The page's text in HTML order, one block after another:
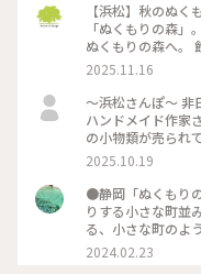
【浜松】秋のぬくもりの森 前回は夏に
「ぬくもりの森
ぬくもりの森へ。 飾
飯の代わりに、「
ました。 ジューシ
しい。 ちょっと食
ぱいになります。
ージ」を試してみ
の三日日（みっか
ちょうど良い美味し
2025.11.16
〜浜松さんぽ〜 非日常の時間の流れを感じるぬくもりの森。
ハンドメイド作家
の小物類が売られ
数軒並ぶ可愛い森でした。 一番行きたかっ
キやさんにて、森
サンなどのパンを
トルチーズケーキを1つ のセ
で、だけどしつこくはなく
マツ計画」の1つ
号機立像を見に行
2025.10.19
●静岡「ぬくもり
りする小さな町並
る、小さな町のような観光
からそのまま出て
に癒やされるのは
2024.02.23